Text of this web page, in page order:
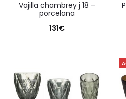
vajilla chambrey j 18 –
porcelana
131€